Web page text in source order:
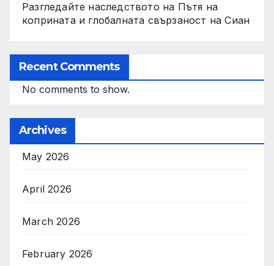
Разгледайте наследството на Пътя на
коприната и глобалната свързаност на Сиан
Recent Comments
No comments to show.
Archives
May 2026
April 2026
March 2026
February 2026